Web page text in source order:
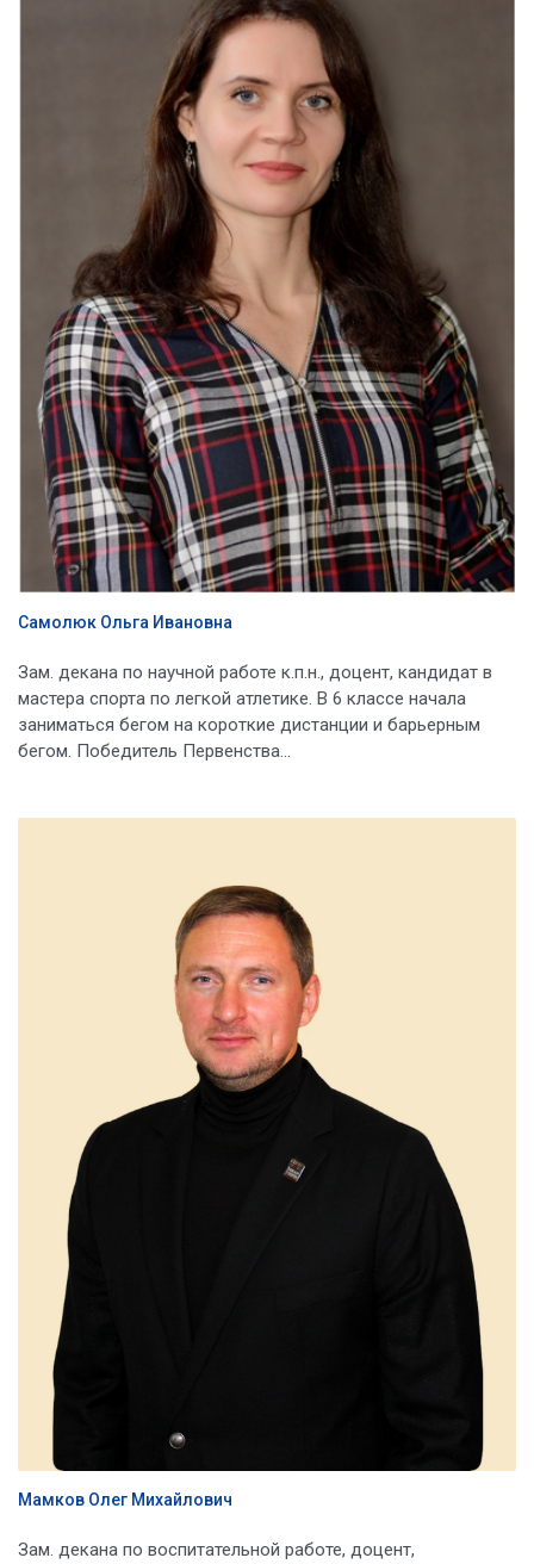
Самолюк Ольга Ивановна
Зам. декана по научной работе к.п.н., доцент, кандидат в
мастера спорта по легкой атлетике. В 6 классе начала
заниматься бегом на короткие дистанции и барьерным
бегом. Победитель Первенства...
Мамков Олег Михайлович
Зам. декана по воспитательной работе, доцент,